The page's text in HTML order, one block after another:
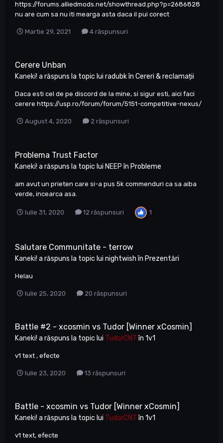
https://forums.alliedmods.net/showthread.php?p=2686828
nu are cum sa nu iti mearga asta daca il pui corect
Martie 29, 2021 4 răspunsuri
Cerere Unban
Kaneki! a răspuns la topic lui radubkîn Cereri & reclamații
Daca esti cel de pe discord de la mine, si sigur esti, aici faci
cerere https://usp.ro/forum/forum/5151-competitive-nexus/
August 4, 2020 2 răspunsuri
Problema Trust Factor
Kaneki! a răspuns la topic lui NEEPîn Probleme
am avut un prieten care si-a pus 5k commenduri ca sa aiba
verde, incearca asa.
Iulie 31, 2020 12 răspunsuri 1
Salutare Communitate - terrow
Kaneki! a răspuns la topic lui nightwishîn Prezentări
Helau
Iulie 25, 2020 20 răspunsuri
Battle #2 - xcosmin vs Tudor [Winner xCosmin]
Kaneki! a răspuns la topic lui TudorCNTîn 1v1
v1 text , efecte
Iulie 23, 2020 13 răspunsuri
Battle - xcosmin vs Tudor [Winner xCosmin]
Kaneki! a răspuns la topic lui TudorCNTîn 1v1
v1 text, efecte